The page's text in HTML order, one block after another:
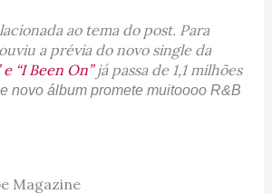
ao tema do post. Para
a prévia do novo single da
“I Been On”já passa de 1,1 milhões
novo álbum promete muitoooo R&B
Magazine